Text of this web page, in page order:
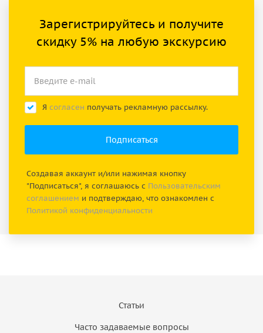
Зарегистрируйтесь и получите
скидку 5% на любую экскурсию
Я согласен получать рекламную рассылку.
Создавая аккаунт и/или нажимая кнопку
"Подписаться", я соглашаюсь с Пользовательским
соглашением и подтверждаю, что ознакомлен с
Политикой конфиденциальности
Статьи
Часто задаваемые вопросы